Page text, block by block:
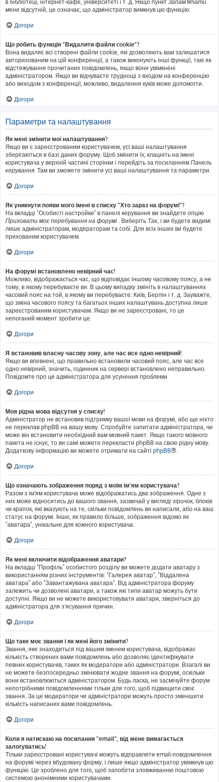
в бібліотеці, інтернет-кафе, університеті і т. д. Якщо пункт Запам'ятати
мене відсутній, це означає, що адміністратор вимкнув цю функцію.
Догори
Що робить функція "Видалити файли cookie"?
Вона видаляє всі створені файли cookie, які дозволяють вам залишатися
авторизованим на цій конференції, а також виконують інші функції, такі як
відстежування прочитаних повідомлень, якщо вони увімкнені
адміністратором. Якщо ви відчуваєте труднощі з входом на конференцію
або виходом з конференції, можливо, видалення куків може допомогти.
Догори
Параметри та налаштування
Як мені змінити мої налаштування?
Якщо ви є зареєстрованим користувачем, усі ваші налаштування
зберігаються в базі даних форуму. Щоб змінити їх, клацніть на імені
користувача у верхній частині сторінки і перейдіть за посиланням Панель
керування. Там ви зможете змінити усі ваші налаштування та параметри.
Догори
Як уникнути появи мого імені в списку "Хто зараз на форумі"?
На вкладці "Особисті настройки" в панелі керування ви знайдете опцію
Приховати моє перебування на форумі . Виберіть Так, і ви будете видимі
лише адміністраторам, модераторам та собі. Для всіх інших ви будете
прихованим користувачем.
Догори
На форумі встановлено невірний час!
Можливо, відображається час, що відповідає іншому часовому поясу, а не
тому, в якому перебуваєте ви. В цьому випадку змініть в налаштуваннях
часовий пояс на той, в якому ви перебуваєте: Київ, Берлін і т. д. Зауважте,
що зміна часового поясу та багатьох інших налаштувань доступна лише
зареєстрованим користувачам. Якщо ви не зареєстровані, то це
непоганий момент зробити це.
Догори
Я встановив власну часову зону, але час все одно невірний!
Якщо ви впевнені, що правильно встановили часовий пояс, але час все
одно невірний, значить, годинник на сервері встановлено неправильно.
Повідомте про це адміністратора для усунення проблеми.
Догори
Моя рідна мова відсутня у списку!
Адміністратор не встановив підтримку вашої мови на форумі, або ще ніхто
не переклав phpBB на вашу мову. Спробуйте запитати адміністратора, чи
може він встановити необхідний вам мовний пакет. Якщо такого мовного
пакета не існує, то ви самі можете перекласти phpBB на свою рідну мову.
Додаткову інформацію ви можете отримати на сайті phpBB®.
Догори
Що означають зображення поряд з моїм ім'ям користувача?
Разом з ім'ям користувача може відображатись два зображення. Одне з
них може відноситись до вашого звання, зазвичай у вигляді зірочок, блоків
чи крапок, які вказують на те, скільки повідомлень ви написали, або на ваш
статус на форумі. Інше, як правило більше, зображення відомо як
"аватара", унікальне для кожного користувача.
Догори
Як мені включити відображення аватари?
На вкладці "Профіль" особистого розділу ви можете додати аватару з
використанням різних інструментів: "Галерея аватар", "Віддалена
аватара" або "Завантажувана аватара". Від адміністратора форуму
залежить чи дозволені аватари, а також які типи аватар можуть бути
доступні. Якщо ви не можете використовувати аватари, зверніться до
адміністратора для з'ясування причин.
Догори
Що таке моє звання і як мені його змінити?
Звання, яке знаходиться під вашим іменем користувача, відображає
кількість створених вами повідомлень або дозволяє ідентифікувати
певних користувачів, таких як модератори або адміністратори. Взагалі ви
не можете безпосередньо змінювати жодне звання на форумі, оскільки
вони встановлюються адміністратором. Будь ласка, не засмічуйте форум
непотрібними повідомленнями тільки для того, щоб підвищити своє
звання. За це модератори чи адміністратори можуть просто зменшити
кількість написаних вами повідомлень.
Догори
Коли я натискаю на посилання "email", від мене вимагається
залогуватись!
Тільки зареєстровані користувачі можуть відправляти email-повідомлення
на форумі через вбудовану форму, і лише якщо адміністратор увімкнув цю
функцію. Це зроблено для того, щоб запобігти зловживанню поштовою
системою анонімними користувачами.